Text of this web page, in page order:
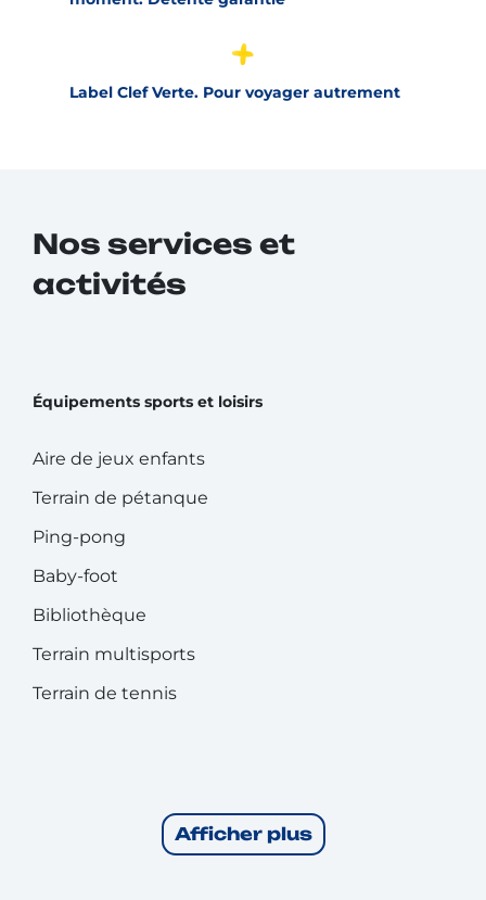
Label Clef Verte. Pour voyager autrement
Nos services et
activités
Équipements sports et loisirs
Aire de jeux enfants
Terrain de pétanque
Ping-pong
Baby-foot
Bibliothèque
Terrain multisports
Terrain de tennis
Afficher plus